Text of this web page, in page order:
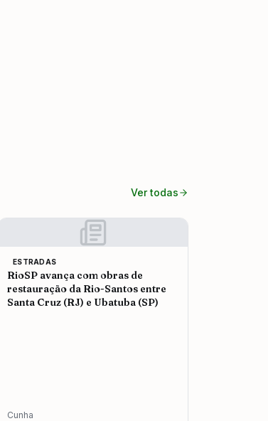
Ver todas
ESTRADAS
RioSP avança com obras de
restauração da Rio-Santos entre
Santa Cruz (RJ) e Ubatuba (SP)
Cunha